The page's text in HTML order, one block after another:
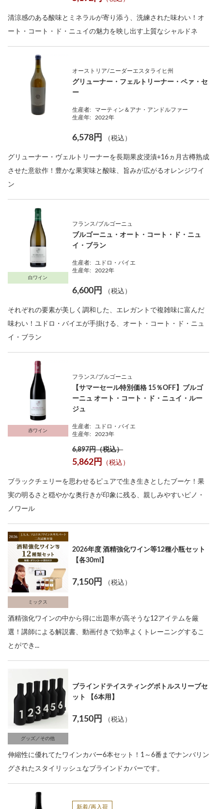
清涼感のある酸味とミネラルが寄り添う、洗練された味わい！オ
ート・コート・ド・ニュイの魅力を映し出す上質なシャルドネ
オーストリア/ニーダーエスタライヒ州
グリューナー・フェルトリーナー・ペァ・セ
ー
生産者:
マーティン＆アナ・アンドルファー
生産年:
2022年
6,578円 （税込）
グリューナー・ヴェルトリーナーを長期果皮浸漬+16ヵ月古樽熟成
させた意欲作！豊かな果実味と酸味、旨みが広がるオレンジワイ
ン
白ワイン
フランス/ブルゴーニュ
ブルゴーニュ・オート・コート・ド・ニュ
イ・ブラン
生産者:
ユドロ・バイエ
生産年:
2022年
6,600円 （税込）
それぞれの要素が美しく調和した、エレガントで複雑味に富んだ
味わい！ユドロ・バイエが手掛ける、オート・コート・ド・ニュ
イ・ブラン
赤ワイン
フランス/ブルゴーニュ
【サマーセール特別価格 15％OFF】ブルゴ
ーニュ オート・コート・ド・ニュイ・ルー
ジュ
生産者:
ユドロ・バイエ
生産年:
2023年
6,897円（税込）
5,862円 （税込）
ブラックチェリーを思わせるピュアで生き生きとしたブーケ！果
実の明るさと穏やかな奥行きが印象に残る、親しみやすいピノ・
ノワール
ミックス
2026年度 酒精強化ワイン等12種小瓶セット
【各30ml】
7,150円 （税込）
酒精強化ワインの中から得に出題率が高そうな12アイテムを厳
選！講師による解説書、動画付きで効率よくトレーニングするこ
とができ...
グッズ／その他
ブラインドテイスティングボトルスリーブセ
ット 【6本用】
7,150円 （税込）
伸縮性に優れてたワインカバー6本セット！1～6番までナンバリン
グされたスタイリッシュなブラインドカバーです。
新着/再入荷